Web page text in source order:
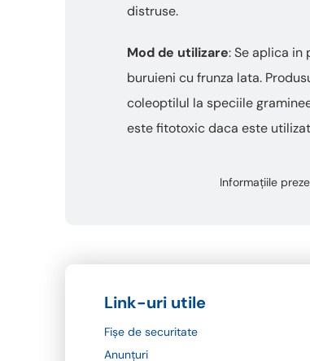
distruse.
Mod de utilizare: Se aplica
buruieni cu frunza lata.
coleoptilul la speciile
este fitotoxic daca este
Informațiile
Link-uri utile
Fișe de securitate
Anunțuri